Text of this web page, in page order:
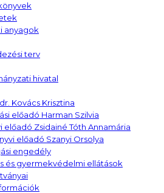
anyagok
terv
hivatal
Kovács Krisztina
előadó Harman Szilvia
előadó Zsidainé Tóth Annamária
előadó Szanyi Orsolya
engedély
és gyermekvédelmi ellátások